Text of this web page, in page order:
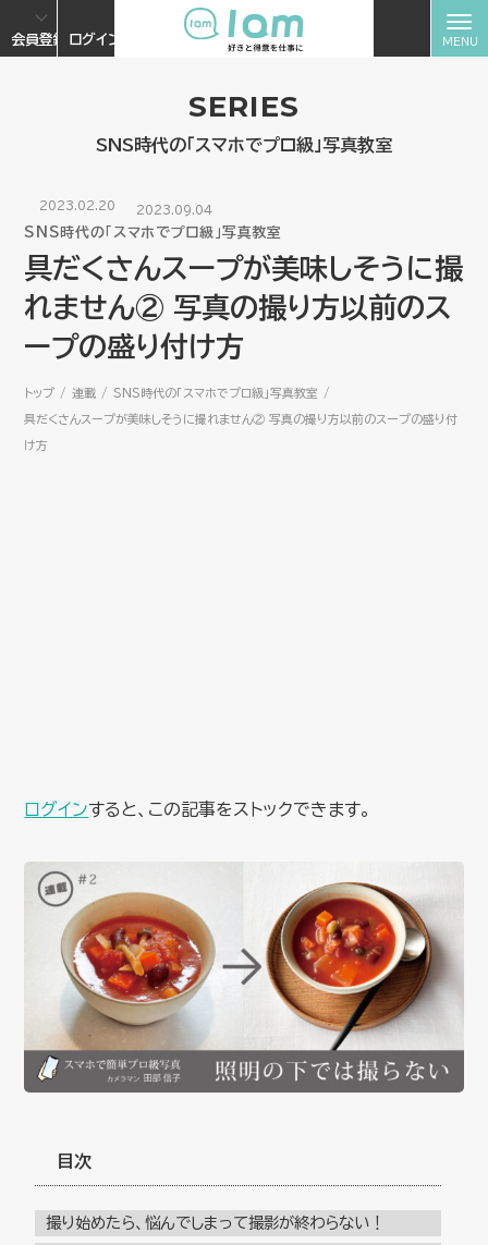
会員登録 ログイン
SERIES
SNS時代の「スマホでプロ級」写真教室
2023.02.20 2023.09.04
SNS時代の「スマホでプロ級」写真教室
具だくさんスープが美味しそうに撮
れません② 写真の撮り方以前のス
ープの盛り付け方
トップ 連載 SNS時代の「スマホでプロ級」写真教室
具だくさんスープが美味しそうに撮れません② 写真の撮り方以前のスープの盛り付
け方
ログインすると、この記事をストックできます。
目次
撮り始めたら、悩んでしまって撮影が終わらない！